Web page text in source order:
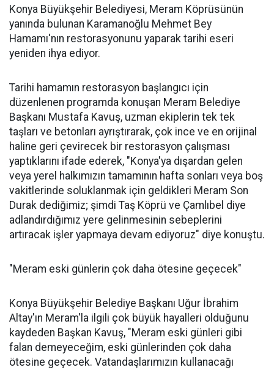
Konya Büyükşehir Belediyesi, Meram Köprüsünün
yanında bulunan Karamanoğlu Mehmet Bey
Hamamı'nın restorasyonunu yaparak tarihi eseri
yeniden ihya ediyor.
Tarihi hamamın restorasyon başlangıcı için
düzenlenen programda konuşan Meram Belediye
Başkanı Mustafa Kavuş, uzman ekiplerin tek tek
taşları ve betonları ayrıştırarak, çok ince ve en orijinal
haline geri çevirecek bir restorasyon çalışması
yaptıklarını ifade ederek, "Konya'ya dışardan gelen
veya yerel halkımızın tamamının hafta sonları veya boş
vakitlerinde soluklanmak için geldikleri Meram Son
Durak dediğimiz; şimdi Taş Köprü ve Çamlıbel diye
adlandırdığımız yere gelinmesinin sebeplerini
artıracak işler yapmaya devam ediyoruz" diye konuştu.
"Meram eski günlerin çok daha ötesine geçecek"
Konya Büyükşehir Belediye Başkanı Uğur İbrahim
Altay'ın Meram'la ilgili çok büyük hayalleri olduğunu
kaydeden Başkan Kavuş, "Meram eski günleri gibi
falan demeyeceğim, eski günlerinden çok daha
ötesine geçecek. Vatandaşlarımızın kullanacağı